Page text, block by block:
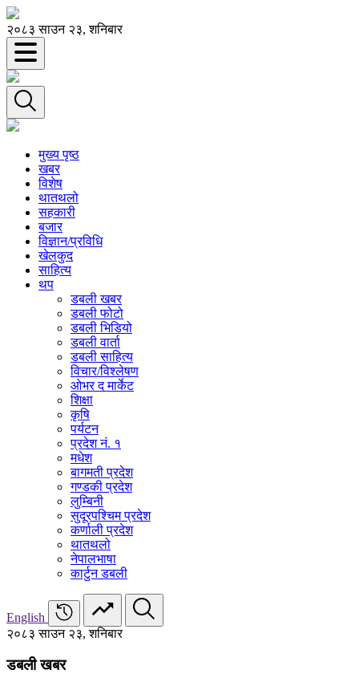
२०८३ साउन २३, शनिबार
मुख्य पृष्ठ
खबर
विशेष
थातथलो
सहकारी
बजार
विज्ञान/प्रविधि
खेलकुद
साहित्य
थप
डबली खबर
डबली फोटो
डबली भिडियो
डबली वार्ता
डबली साहित्य
विचार/विश्‍लेषण
ओभर द मार्केट
शिक्षा
कृषि
पर्यटन
प्रदेश नं. १
मधेश
बागमती प्रदेश
गण्डकी प्रदेश
लुम्बिनी
सुदूरपश्चिम प्रदेश
कर्णाली प्रदेश
थातथलो
नेपालभाषा
कार्टुन डबली
English
२०८३ साउन २३, शनिबार
डबली खबर